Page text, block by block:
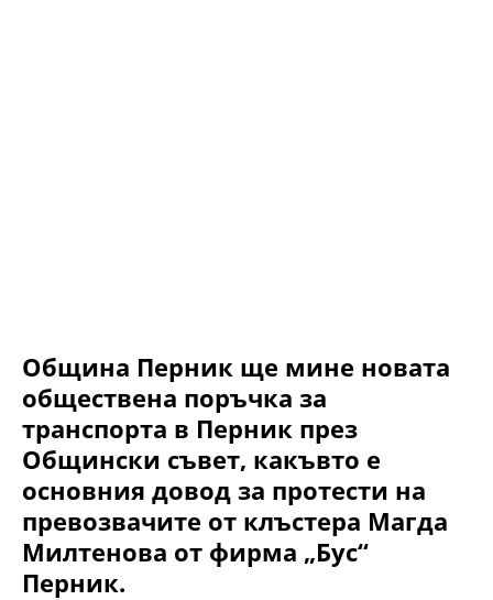
Община Перник ще мине новата
обществена поръчка за
транспорта в Перник през
Общински съвет, какъвто е
основния довод за протести на
превозвачите от клъстера Магда
Милтенова от фирма „Бус“
Перник.